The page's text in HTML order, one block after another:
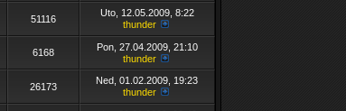
51116
Uto, 12.05.2009, 8:22
thunder
6168
Pon, 27.04.2009, 21:10
thunder
26173
Ned, 01.02.2009, 19:23
thunder